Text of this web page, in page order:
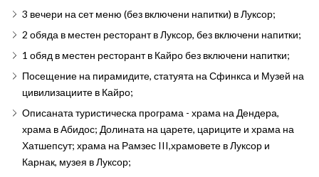
3 вечери на сет меню (без включени напитки) в Луксор;
2 обяда в местен ресторант в Луксор, без включени напитки;
1 обяд в местен ресторант в Кайро без включени напитки;
Посещение на пирамидите, статуята на Сфинкса и Музей на
цивилизациите в Кайро;
Описаната туристическа програма - храма на Дендера,
храма в Абидос; Долината на царете, цариците и храма на
Хатшепсут; храма на Рамзес III,храмовете в Луксор и
Карнак, музея в Луксор;